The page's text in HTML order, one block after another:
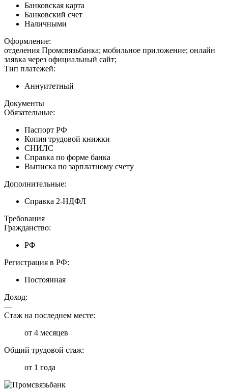
Банковская карта
Банковский счет
Наличными
Оформление:
отделения Промсвязьбанка; мобильное приложение; онлайн
заявка через официальный сайт;
Тип платежей:
Аннуитетный
Документы
Обязательные:
Паспорт РФ
Копия трудовой книжки
СНИЛС
Справка по форме банка
Выписка по зарплатному счету
Дополнительные:
Справка 2-НДФЛ
Требования
Гражданство:
РФ
Регистрация в РФ:
Постоянная
Доход:
—
Стаж на последнем месте:
от 4 месяцев
Общий трудовой стаж:
от 1 года